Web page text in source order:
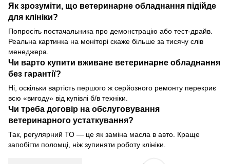
Як зрозуміти, що ветеринарне обладнання підійде
для клініки?
Попросіть постачальника про демонстрацію або тест-драйв.
Реальна картинка на моніторі скаже більше за тисячу слів
менеджера.
Чи варто купити вживане ветеринарне обладнання
без гарантії?
Ні, оскільки вартість першого ж серйозного ремонту перекриє
всю «вигоду» від купівлі б/в техніки.
Чи треба договір на обслуговування
ветеринарного устаткування?
Так, регулярний ТО — це як заміна масла в авто. Краще
запобігти поломці, ніж зупиняти роботу клініки.